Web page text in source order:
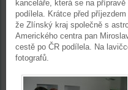
kanceláře, která se na
podílela. Krátce před
že Zlínský kraj společně s
Amerického centra pan
cestě po ČR podílela. Na
fotografů.